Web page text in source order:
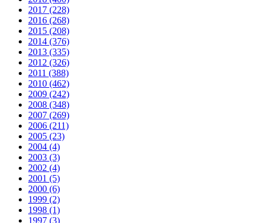
2017 (228)
2016 (268)
2015 (208)
2014 (376)
2013 (335)
2012 (326)
2011 (388)
2010 (462)
2009 (242)
2008 (348)
2007 (269)
2006 (211)
2005 (23)
2004 (4)
2003 (3)
2002 (4)
2001 (5)
2000 (6)
1999 (2)
1998 (1)
1997 (3)